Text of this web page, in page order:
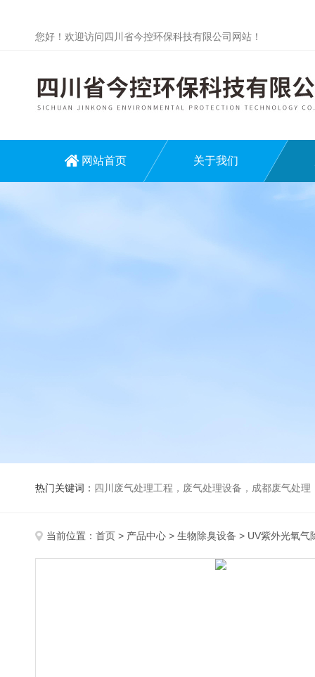
您好！欢迎访问四川省今控环保科技有限公司网站！
网站首页 关于我们
热门关键词： 四川废气处理工程，废气处理设备，成都废气处理，巴歇尔槽，活性炭除
当前位置： 首页 > 产品中心 > 生物除臭设备 > UV紫外光氧气